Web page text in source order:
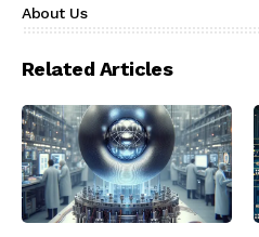
About Us
Related Articles